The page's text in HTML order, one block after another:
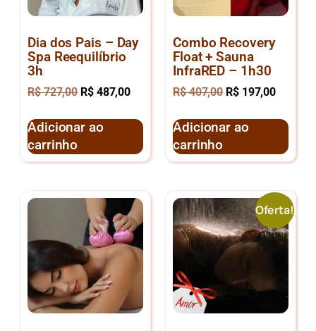
Dia dos Pais – Day
Spa Reequilíbrio
3h
R$727,00 R$487,00
Adicionar ao
carrinho
Combo Recovery
Float + Sauna
InfraRED – 1h30
R$407,00 R$197,00
Adicionar ao
carrinho
Oferta!